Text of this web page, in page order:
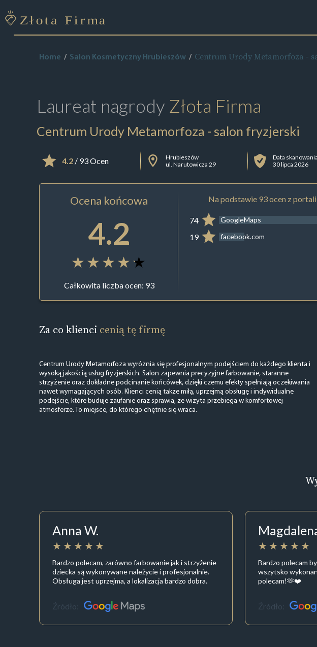
Home Salon Kosmetyczny Hrubieszów Centrum Urody Metamorfoza -
Laureat nagrody Złota Firma
Centrum Urody Metamorfoza - salon fryzjerski
4.2/ 93 Ocen
Hrubieszów
ul. Narutowicza 29
Data
30 lipca 2026
Ocena końcowa
4.2
Całkowita liczba ocen: 93
Na podstawie 93 ocen z
74 GoogleMaps
19 facebook.com
Za co klienci cenią tę firmę
Centrum Urody Metamorfoza wyróżnia się profesjonalnym podejściem do każdego klienta i
wysoką jakością usług fryzjerskich. Salon zapewnia precyzyjne farbowanie, staranne
strzyżenie oraz dokładne podcinanie końcówek, dzięki czemu efekty spełniają oczekiwania
nawet wymagających osób. Klienci cenią także miłą, uprzejmą obsługę i indywidualne
podejście, które buduje zaufanie oraz sprawia, że wizyta przebiega w komfortowej
atmosferze. To miejsce, do którego chętnie się wraca.
Anna W.
Bardzo polecam, zarówno farbowanie jak i strzyżenie
dziecka są wykonywane należycie i profesjonalnie.
Obsługa jest uprzejma, a lokalizacja bardzo dobra.
Źródło:
Bardzo polecam
wszytsko
polecam!🫶❤️
Źródło: